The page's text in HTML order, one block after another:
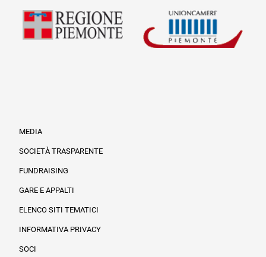
MEDIA
SOCIETÀ TRASPARENTE
FUNDRAISING
GARE E APPALTI
ELENCO SITI TEMATICI
INFORMATIVA PRIVACY
SOCI